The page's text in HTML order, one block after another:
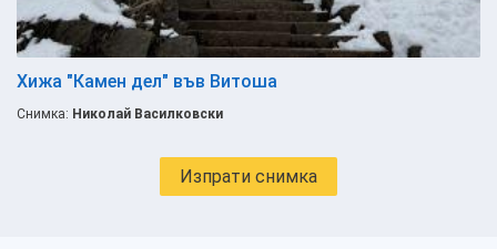
Хижа "Камен дел" във Витоша
Снимка: Николай Василковски
Изпрати снимка